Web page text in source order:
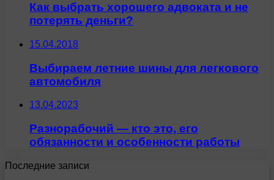
Как выбрать хорошего адвоката и не
потерять деньги?
15.04.2018
Выбираем летние шины для легкового
автомобиля
13.04.2023
Разнорабочий — кто это, его
обязанности и особенности работы
Последние записи